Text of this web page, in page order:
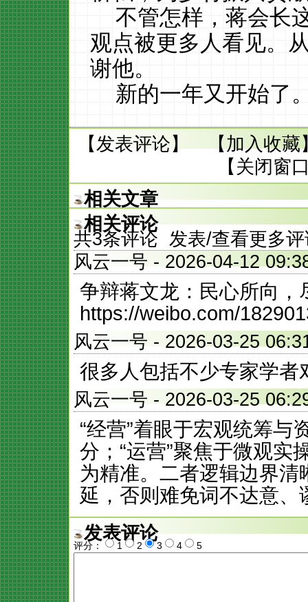
不管怎样，蒋会长
观点被更多人看见。
谢他。
新的一年又开始了
【发表评论】 【加入收藏
【 关闭窗
相关文章
相关评论
共3条评论 发表/查看更多评
风云一号 - 2026-04-12
争辩蒋文龙：民心所向，
https://weibo.com/
风云一号 - 2026-03-25
很多人包括不少专家学
风云一号 - 2026-03-25
“经营”着眼于宏观统筹与
分；“运营”聚焦于微观实
为精准。二者逻辑边界
延，否则难免词不达意、
发表评论
评分： 1 2 3 4 5